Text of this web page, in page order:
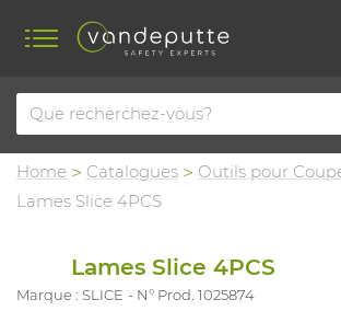
Home Catalogues Outils pour
Lames Slice 4PCS
Lames Slice 4PCS
Marque : SLICE N° Prod. 1025874